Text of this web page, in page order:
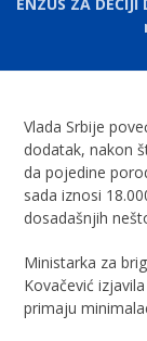
Vlada Srbije
dodatak, nakon
da pojedine
sada iznosi
dosadašnjih
Ministarka za
Kovačević
primaju